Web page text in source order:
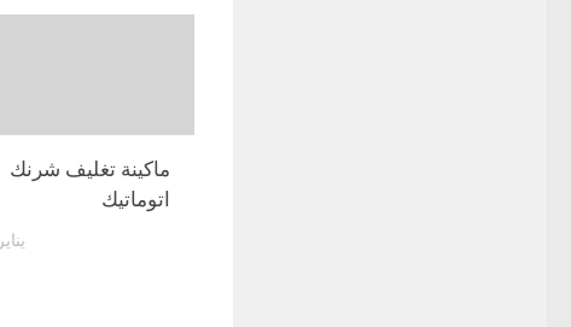
ماكينة تغليف شرنك
اتوماتيك
يناير 5, 2019